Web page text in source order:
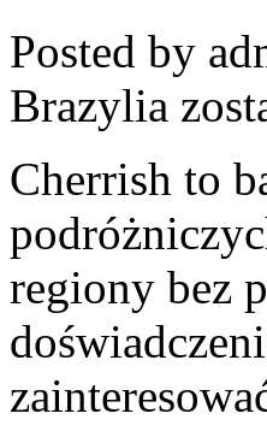
Posted by
Brazylia
Cherrish to
regiony bez